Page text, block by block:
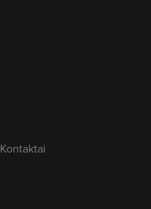
Kontaktai